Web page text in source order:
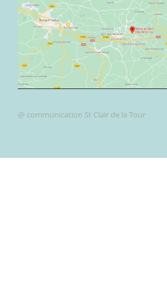
@ communication St Clair de la Tour